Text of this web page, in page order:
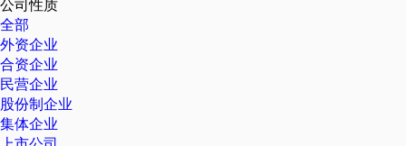
公司性质
全部
外资企业
合资企业
民营企业
股份制企业
集体企业